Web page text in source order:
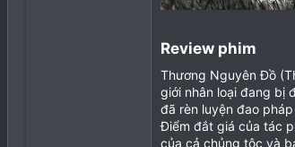
Review phim​
Thương Nguyên Đồ
giới nhân loại đang bị
đã rèn luyện đao
Điểm đắt giá của tác
của cả chủng tộc và